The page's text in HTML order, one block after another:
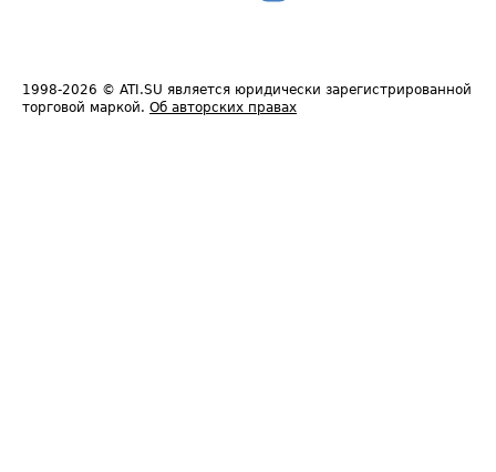
1998-2026 © ATI.SU является юридически зарегистрированной
торговой маркой. Об авторских правах